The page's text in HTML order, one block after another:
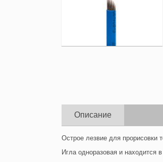
Описание
Острое лезвие для прорисовки
Игла одноразовая и находится